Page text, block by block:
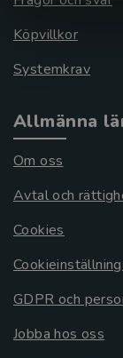
Köpvillkor
Systemkrav
Allmänna
Om oss
Avtal och
Cookies
GDPR och
Jobba hos oss